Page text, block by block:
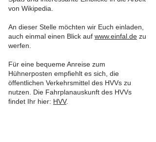
von Wikipedia.
An dieser Stelle möchten wir Euch einladen,
auch einmal einen Blick auf www.einfal.de zu
werfen.
Für eine bequeme Anreise zum
Hühnerposten empfiehlt es sich, die
öffentlichen Verkehrsmittel des HVVs zu
nutzen. Die Fahrplanauskunft des HVVs
findet Ihr hier: HVV.